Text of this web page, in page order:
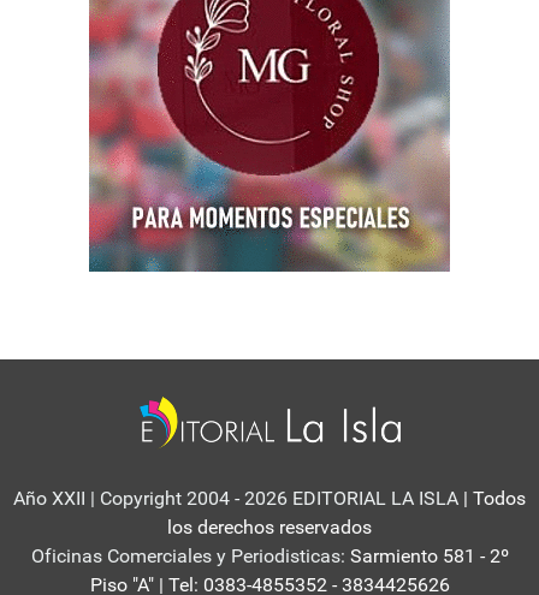
Año XXII | Copyright 2004 - 2026 EDITORIAL LA ISLA | Todos
los derechos reservados
Oficinas Comerciales y Periodisticas: Sarmiento 581 - 2º
Piso "A" | Tel: 0383-4855352 - 3834425626